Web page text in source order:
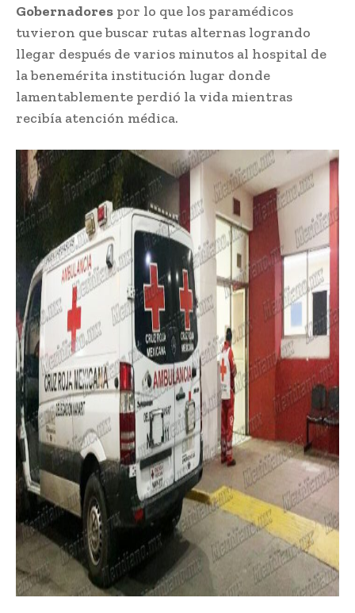
Gobernadores por lo que los paramédicos
tuvieron que buscar rutas alternas logrando
llegar después de varios minutos al hospital de
la benemérita institución lugar donde
lamentablemente perdió la vida mientras
recibía atención médica.